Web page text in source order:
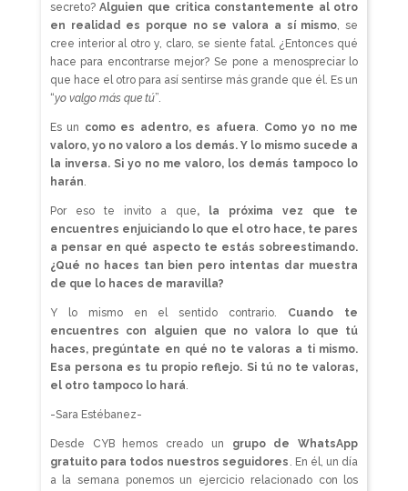
secreto?Alguien que critica constantemente al otro
en realidad es porque no se valora a sí mismo, se
cree interior al otro y, claro, se siente fatal. ¿Entonces qué
hace para encontrarse mejor? Se pone a menospreciar lo
que hace el otro para así sentirse más grande que él. Es un
“yo valgo más que tú”.
Es un como es adentro, es afuera. Como yo no me
valoro, yo no valoro a los demás. Y lo mismo sucede a
la inversa. Si yo no me valoro, los demás tampoco lo
harán.
Por eso te invito a que, la próxima vez que te
encuentres enjuiciando lo que el otro hace, te pares
a pensar en qué aspecto te estás sobreestimando.
¿Qué no haces tan bien pero intentas dar muestra
de que lo haces de maravilla?
Y lo mismo en el sentido contrario. Cuando te
encuentres con alguien que no valora lo que tú
haces, pregúntate en qué no te valoras a ti mismo.
Esa persona es tu propio reflejo. Si tú no te valoras,
el otro tampoco lo hará.
-Sara Estébanez-
Desde CYB hemos creado un grupo de WhatsApp
gratuito para todos nuestros seguidores . En él, un día
a la semana ponemos un ejercicio relacionado con los